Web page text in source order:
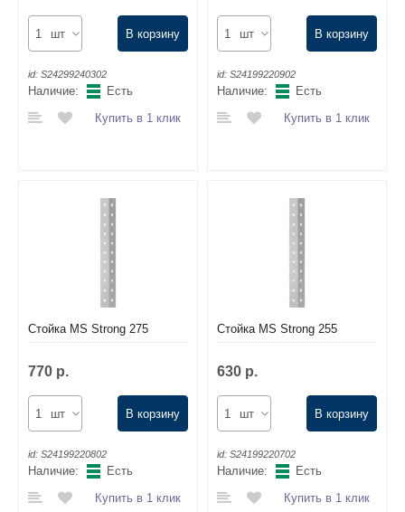
шт В корзину
id: S24299240302
Наличие:
Есть
Купить в 1 клик
шт В корзину
id: S24199220902
Наличие:
Есть
Купить в 1 клик
Стойка MS Strong 275
770 р.
шт В корзину
id: S24199220802
Наличие:
Есть
Купить в 1 клик
Стойка MS Strong 255
630 р.
шт В корзину
id: S24199220702
Наличие:
Есть
Купить в 1 клик